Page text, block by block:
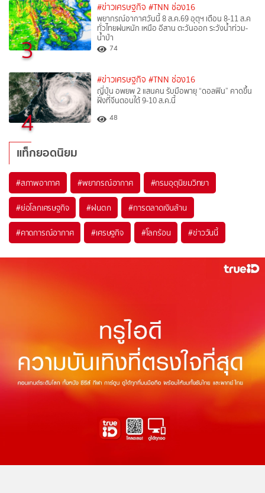
3
#ข่าวเศรษฐกิจ #TNN ช่อง16
พยากรณ์อากาศวันนี้ 8 ส.ค.69 อุตุฯ เตือน 8-11 ส.ค
ทั่วไทยฝนหนัก เหนือ อีสาน ตะวันออก ระวังน้ำท่วม-
น้ำป่า
74
4
#ข่าวเศรษฐกิจ #TNN ช่อง16
ญี่ปุ่น อพยพ 2 แสนคน รับมือพายุ “ดอลฟิน” คาดขึ้น
ฝั่งที่จีนตอนใต้ 9-10 ส.ค.นี้
48
แท็กยอดนิยม
#สภาพอากาศ #พยากรณ์อากาศ #กรมอุตุนิยมวิทยา
#ย่อโลกเศรษฐกิจ #ฝนตก #การตลาดเงินล้าน
#คาดการณ์อากาศ #เศรษฐกิจ #โลกร้อน #ข่าววันนี้